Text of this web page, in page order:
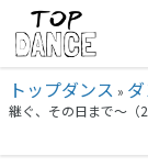
トップダンス »
継ぐ、その日まで〜（